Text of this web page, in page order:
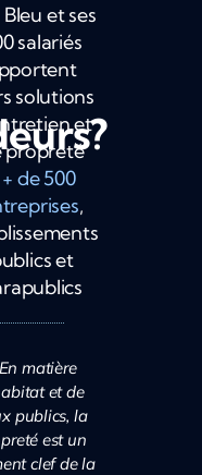
et ses
salariés
solutions
et
propreté
+ de 500
,
et
matière
et de
publics, la
est un
clef de la